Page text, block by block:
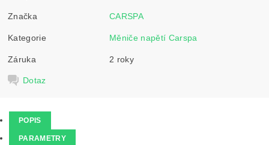
Značka CARSPA
Kategorie Měniče napětí Carspa
Záruka 2 roky
Dotaz
POPIS
PARAMETRY